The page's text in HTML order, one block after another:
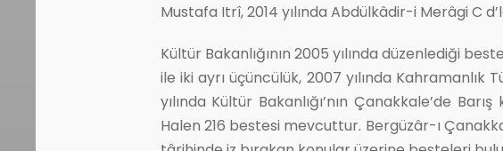
Mustafa Itrî, 2014 yılında Abdülkâdir-i Merâgi C
Kültür Bakanlığının 2005 yılında düzenlediği
ile iki ayrı üçüncülük, 2007 yılında Kahramanlık
yılında Kültür Bakanlığı’nın Çanakkale’de
Halen 216 bestesi mevcuttur. Bergüzâr-ı